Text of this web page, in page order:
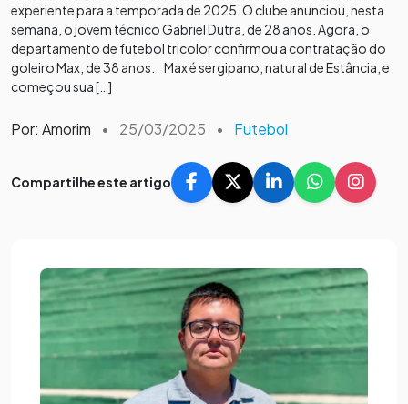
experiente para a temporada de 2025. O clube anunciou, nesta
semana, o jovem técnico Gabriel Dutra, de 28 anos. Agora, o
departamento de futebol tricolor confirmou a contratação do
goleiro Max, de 38 anos. Max é sergipano, natural de Estância, e
começou sua […]
Por: Amorim • 25/03/2025 • Futebol
Compartilhe este artigo